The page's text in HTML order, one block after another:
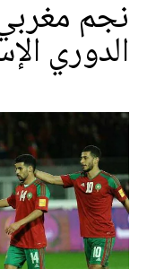
نجم
الدوري